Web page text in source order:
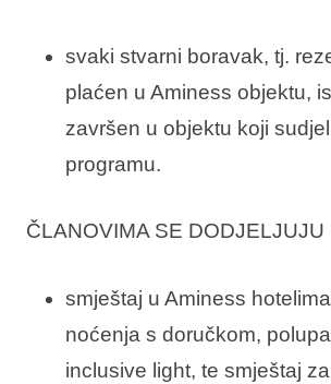
svaki stvarni boravak, tj.
plaćen u Aminess objektu,
završen u objektu koji
programu.
ČLANOVIMA SE DODJELJUJU
smještaj u Aminess
noćenja s doručkom,
inclusive light, te smještaj